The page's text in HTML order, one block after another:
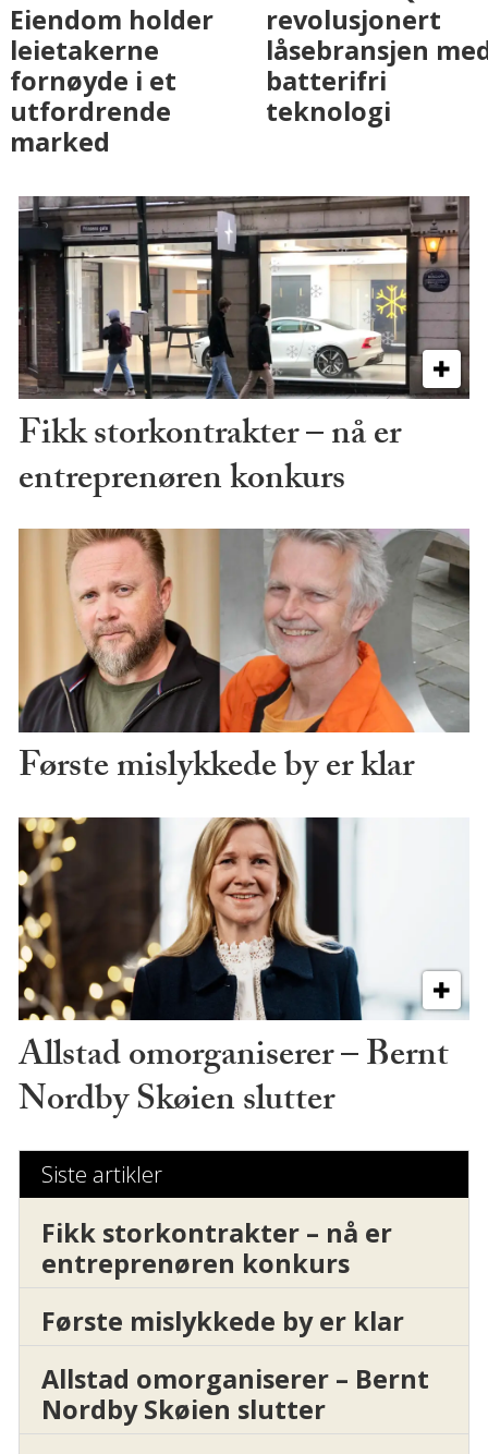
eiendomsbransjen
med AI. Slik ser vi
på fremtiden
Eiendom holder
leietakerne
fornøyde i et
utfordrende
Fikk storkontrakter – nå er
entreprenøren konkurs
Første mislykkede by er klar
Allstad omorganiserer – Bernt
Nordby Skøien slutter
Siste artikler
Fikk storkontrakter – nå er
entreprenøren konkurs
Første mislykkede by er klar
Allstad omorganiserer – Bernt
Nordby Skøien slutter